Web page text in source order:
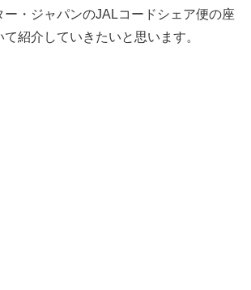
ー・ジャパンのJALコードシェア便の座
紹介していきたいと思います。